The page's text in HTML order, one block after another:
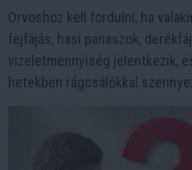
Orvoshoz kell fordulni, ha
fejfájás, hasi panaszok,
vizeletmennyiség jelentkezik,
hetekben rágcsálókkal